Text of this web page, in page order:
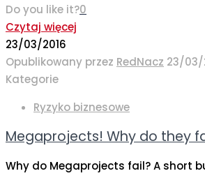
Do you like it?0
Czytaj więcej
23/03/2016
Opublikowany przez RedNacz 23/03/
Kategorie
Ryzyko biznesowe
Megaprojects! Why do they
Why do Megaprojects fail? A short